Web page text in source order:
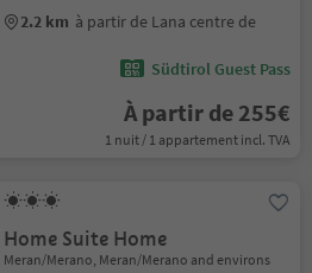
2.2 km à partir de Lana centre de
Südtirol Guest Pass
À partir de 255€
1 nuit / 1 appartement incl. TVA
Home Suite Home
Meran/Merano, Meran/Merano and environs